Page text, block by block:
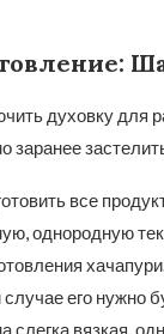
духовку для
заранее
все
однородную
случае его нужно